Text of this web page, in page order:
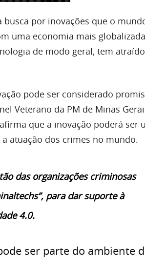
busca por inovações que o
uma economia mais
de modo geral, tem atraído
pode ser considerado
Veterano da PM de Minas
que a inovação poderá ser
atuação dos crimes no mundo.
das organizações criminosas
para dar suporte à
4.0.
ser parte do ambiente